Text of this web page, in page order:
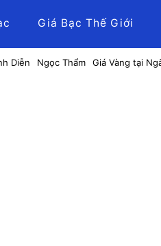
Giá Bạc Thế Giới
Diễn Ngọc Thẩm Giá Vàng tại